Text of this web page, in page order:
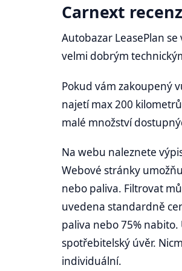
Carnext
Autobazar LeasePlan
velmi dobrým
Pokud vám zakoupený
najetí max 200
malé množství
Na webu naleznete
Webové stránky
nebo paliva. Filtrovat
uvedena standardně
paliva nebo 75%
spotřebitelský úvěr.
individuální.